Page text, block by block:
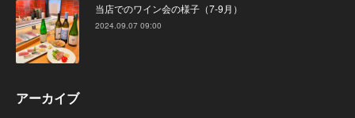
当店でのワイン会の様子（7-9月）
2024.09.07 09:00
アーカイブ